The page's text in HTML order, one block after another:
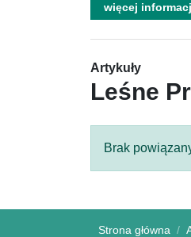
więcej
Artykuły
Leśne
Brak
Strona główna